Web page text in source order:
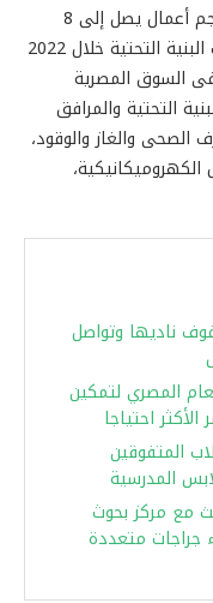
وحققت شركة الخرافى ناشيونال – مصر حجم أعمال يصل إلى 8
مليار جنيه عن حزمة متنوعة من مشروعات البنية التحتية خلال 2022
السوق المصرية
التحتية والمرافق
الصحى والغاز والوقود،
ناديها وتواصل
المصري لتمكين
احتياجا
المتفوقين
المدرسية
مع مركز بحوث
جراجات متعددة